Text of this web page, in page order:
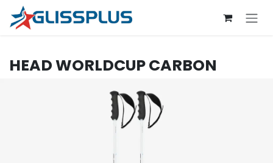
Se rendre au contenu
HEADWORLDCUP CARBON